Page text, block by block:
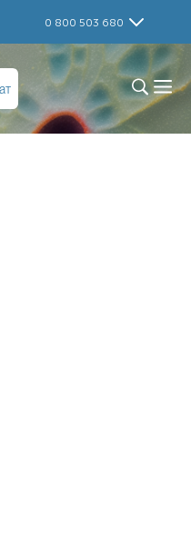
0 800 503 680